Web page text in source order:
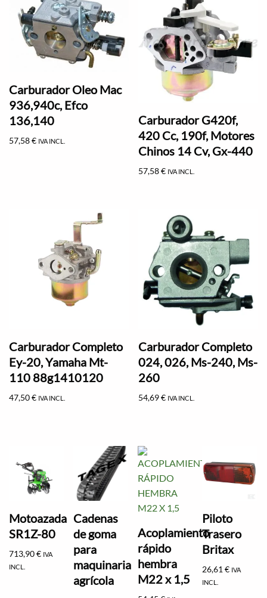
Carburador Oleo Mac
936,940c, Efco
136,140
57,58€ IVA INCL.
Carburador G420f,
420 Cc, 190f, Motores
Chinos 14 Cv, Gx-440
57,58€ IVA INCL.
Carburador Completo
Ey-20, Yamaha Mt-
110 88g1410120
47,50€ IVA INCL.
Carburador Completo
024, 026, Ms-240, Ms-
260
54,69€ IVA INCL.
Motoazada
SR1Z-80
713,90€ IVA
INCL.
Cadenas
de goma
para
maquinaria
agrícola
Acoplamiento
rápido
hembra
M22 x 1,5
Piloto
Trasero
Britax
26,61€ IVA
INCL.